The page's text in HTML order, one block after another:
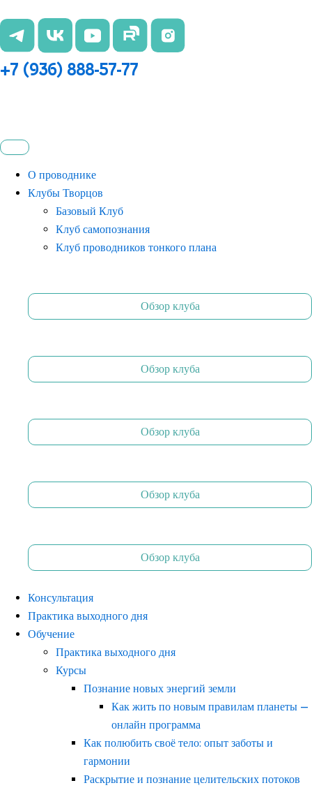
к
содержимому
+7 (936) 888-57-77
О проводнике
Клубы Творцов
Базовый Клуб
Клуб самопознания
Клуб проводников тонкого плана
Обзор клуба
Обзор клуба
Обзор клуба
Обзор клуба
Обзор клуба
Консультация
Практика выходного дня
Обучение
Практика выходного дня
Курсы
Познание новых энергий земли
Как жить по новым правилам планеты —
онлайн программа
Как полюбить своё тело: опыт заботы и
гармонии
Раскрытие и познание целительских потоков